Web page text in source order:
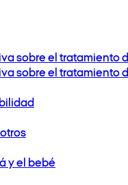
sobre el tratamiento
sobre el tratamiento
y el bebé